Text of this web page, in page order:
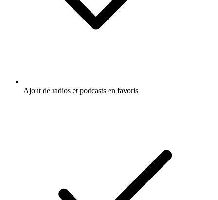
Ajout de radios et podcasts en favoris